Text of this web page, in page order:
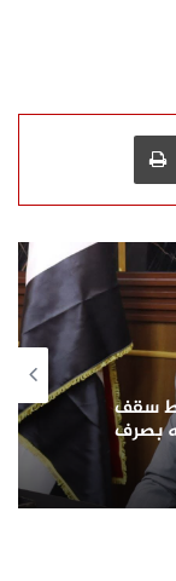
البريد طباعة
سقف
بصرف